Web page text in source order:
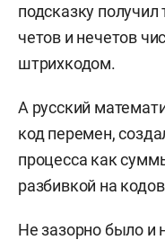
подсказку
четов и нечетов
штрихкодом.
А русский
код перемен,
процесса как
разбивкой на
Не зазорно было и